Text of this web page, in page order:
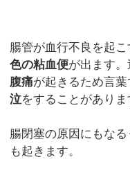
腸管が血行不良を起こ
色の粘血便が出ます
腹痛が起きるため言
泣をすることがありま
腸閉塞の原因にもな
も起きます。